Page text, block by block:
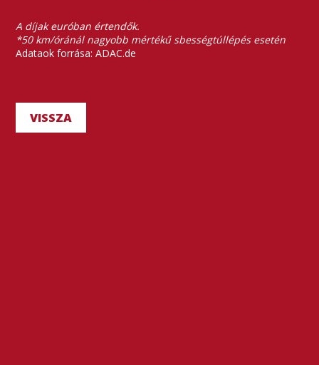
A díjak euróban értendők.
*50 km/óránál nagyobb mértékű sbességtúllépés esetén
Adataok forrása: ADAC.de
VISSZA